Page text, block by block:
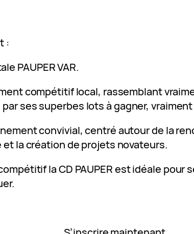
:
PAUPER VAR.
compétitif local, rassemblant
ses superbes lots à gagner, vraiment
convivial, centré autour de la
et la création de projets novateurs.
la CD PAUPER est idéale pour